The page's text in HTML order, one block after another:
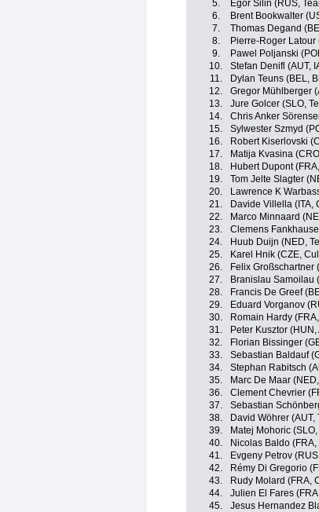
5.
Egor Silin (RUS,
6.
Brent Bookwalter
7.
Thomas Degand
8.
Pierre-Roger
9.
Pawel Poljanski
10.
Stefan Denifl (AUT,
11.
Dylan Teuns (BEL,
12.
Gregor Mühlberger
13.
Jure Golcer (SLO,
14.
Chris Anker
15.
Sylwester Szmyd
16.
Robert Kiserlovski
17.
Matija Kvasina
18.
Hubert Dupont
19.
Tom Jelte Slagter
20.
Lawrence K
21.
Davide Villella (ITA,
22.
Marco Minnaard
23.
Clemens
24.
Huub Duijn (NED,
25.
Karel Hnik (CZE,
26.
Felix Großschartner
27.
Branislau Samoilau
28.
Francis De Greef
29.
Eduard Vorganov
30.
Romain Hardy
31.
Peter Kusztor
32.
Florian Bissinger
33.
Sebastian Baldauf
34.
Stephan Rabitsch
35.
Marc De Maar
36.
Clement Chevrier
37.
Sebastian
38.
David Wöhrer
39.
Matej Mohoric
40.
Nicolas Baldo
41.
Evgeny Petrov
42.
Rémy Di Gregorio
43.
Rudy Molard (FRA,
44.
Julien El Fares
45.
Jesus Hernandez